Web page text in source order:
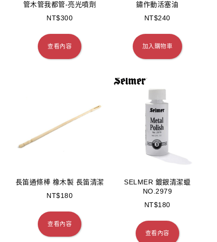
管木管我都管-亮光噴劑
NT$300
查看內容
鏽作動活塞油
NT$240
加入購物車
長笛通條棒 橡木製 長笛清潔
NT$180
查看內容
SELMER 鍍銀清潔蠟
NO.2979
NT$180
查看內容